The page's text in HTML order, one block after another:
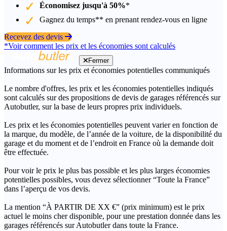
Économisez jusqu'à 50%*
Gagnez du temps** en prenant rendez-vous en ligne
Recevez des devis
*Voir comment les prix et les économies sont calculés
Fermer
Informations sur les prix et économies potentielles communiqués
Le nombre d'offres, les prix et les économies potentielles indiqués
sont calculés sur des propositions de devis de garages référencés sur
Autobutler, sur la base de leurs propres prix individuels.
Les prix et les économies potentielles peuvent varier en fonction de
la marque, du modèle, de l’année de la voiture, de la disponibilité du
garage et du moment et de l’endroit en France où la demande doit
être effectuée.
Pour voir le prix le plus bas possible et les plus larges économies
potentielles possibles, vous devez sélectionner “Toute la France”
dans l’aperçu de vos devis.
La mention “À PARTIR DE XX €” (prix minimum) est le prix
actuel le moins cher disponible, pour une prestation donnée dans les
garages référencés sur Autobutler dans toute la France.